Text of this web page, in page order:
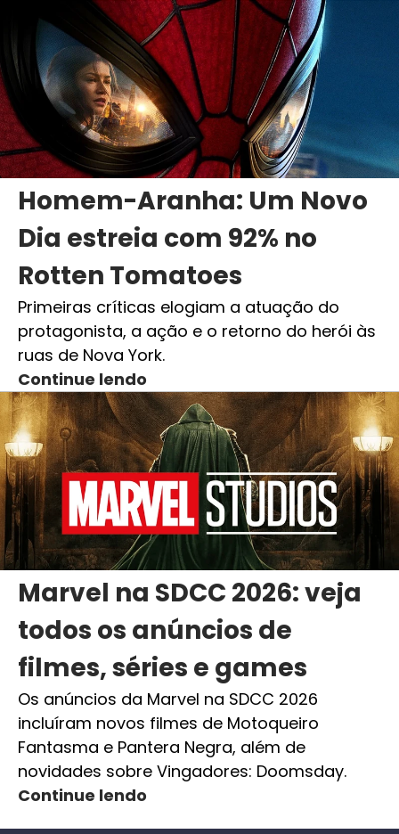
Homem-Aranha: Um Novo
Dia estreia com 92% no
Rotten Tomatoes
Primeiras críticas elogiam a atuação do
protagonista, a ação e o retorno do herói às
ruas de Nova York.
Continue lendo
Marvel na SDCC 2026: veja
todos os anúncios de
filmes, séries e games
Os anúncios da Marvel na SDCC 2026
incluíram novos filmes de Motoqueiro
Fantasma e Pantera Negra, além de
novidades sobre Vingadores: Doomsday.
Continue lendo